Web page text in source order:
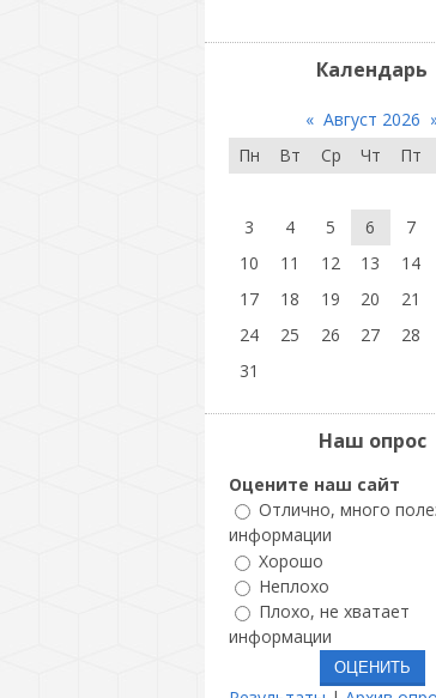
Календарь
« Август 2026
Пн
Вт Ср Чт Пт
3
4 5 6 7
10
11 12 13 14
17
18 19 20 21
24
25 26 27 28
31
Наш опрос
Оцените наш сайт
Отлично, много
информации
Хорошо
Неплохо
Плохо, не хватает
информации